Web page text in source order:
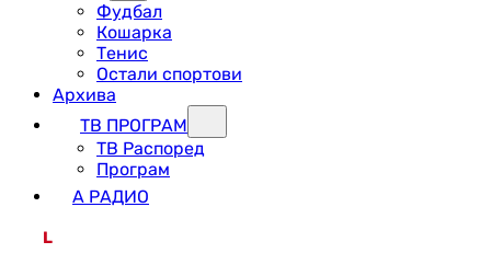
Фудбал
Кошарка
Тенис
Остали спортови
Архива
ТВ ПРОГРАМ
ТВ Распоред
Програм
А РАДИО
L